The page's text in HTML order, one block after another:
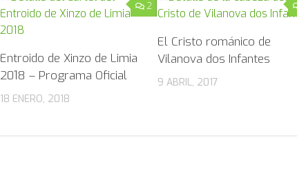
2
Entroido de Xinzo de Limia
2018 – Programa Oficial
18 ENERO, 2018
El Cristo románico de
Vilanova dos Infantes
9 ABRIL, 2017